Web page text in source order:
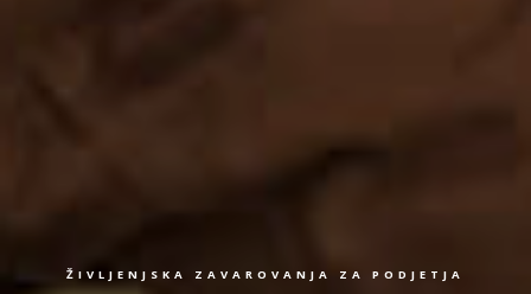
ŽIVLJENJSKA ZAVAROVANJA ZA PODJETJA